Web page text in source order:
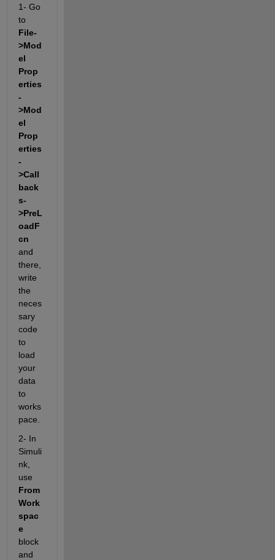
1- Go
to
File-
>Mod
el
Prop
erties
-
>Mod
el
Prop
erties
-
>Call
back
s-
>PreL
oadF
cn
and
there,
write
the
neces
sary
code
to
load
your
data
to
works
pace.
2- In
Simuli
nk,
use
From
Work
spac
e
block
and